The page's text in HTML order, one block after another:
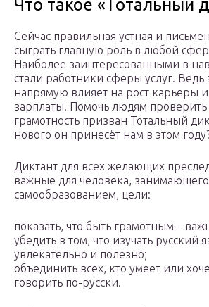
Что такое «Тотальный
Сейчас правильная устная и
сыграть главную роль в любой
Наиболее заинтересованными в
стали работники сферы услуг. Ведь
напрямую влияет на рост карьеры
зарплаты. Помочь людям
грамотность призван Тотальный
нового он принесёт нам в этом
Диктант для всех желающих
важные для человека,
самообразованием, цели:
показать, что быть грамотным –
убедить в том, что изучать русский
увлекательно и полезно;
объединить всех, кто умеет или
говорить по-русски.